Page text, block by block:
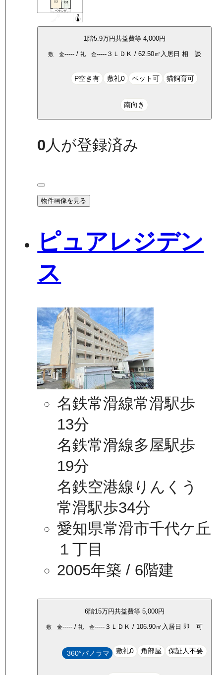
1 階5.9万円共益費等 4,000円
敷 金-----/ 礼 金-----３ＬＤＫ / 62.50㎡ 入居日 相 談
P空き有 敷礼0 ペット可 猫飼育可
南向き
0 人が登録済み
物件画像を見る
ピュアレジデン
ス
名鉄常滑線常滑駅歩
13分
名鉄常滑線多屋駅歩
19分
名鉄空港線りんくう
常滑駅歩34分
愛知県常滑市千代ケ丘
１丁目
2005年築 / 6階建
6階15万円共益費等 5,000円
敷 金----- /礼 金----- ３ＬＤＫ / 106.90㎡ 入居日 即 可
360°パノラマ 敷礼0 角部屋 保証人不要